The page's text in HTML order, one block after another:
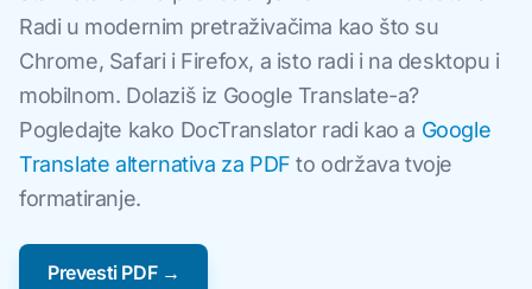
Radi u modernim pretraživačima kao što su
Chrome, Safari i Firefox, a isto radi i na desktopu i
mobilnom. Dolaziš iz Google Translate-a?
Pogledajte kako DocTranslator radi kao a Google
Translate alternativa za PDF to održava tvoje
formatiranje.
Prevesti PDF →